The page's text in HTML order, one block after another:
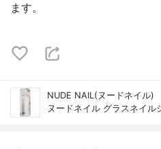
ます。
NUDE NAIL(ヌードネイル)
ヌードネイル グラスネイル